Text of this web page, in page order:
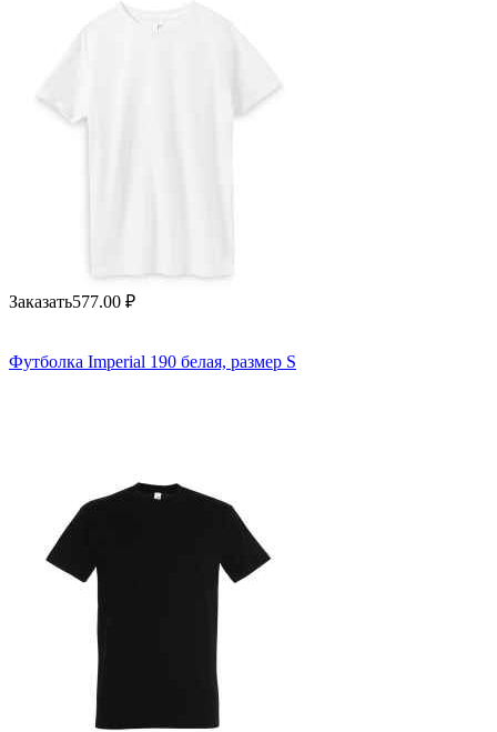
Заказать577.00 ₽
Футболка Imperial 190 белая, размер S